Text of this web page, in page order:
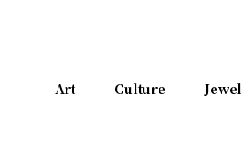
Art Culture